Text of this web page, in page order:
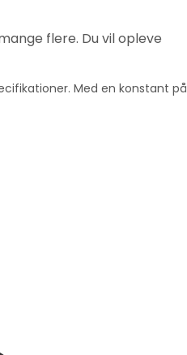
flere. Du vil opleve
Med en konstant på